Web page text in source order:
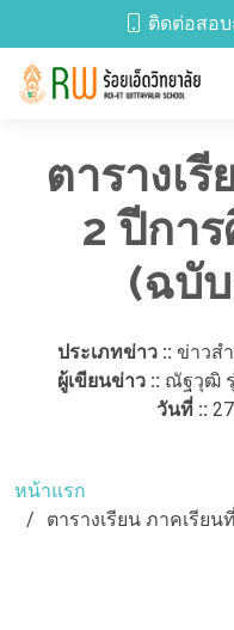
ติดต่อสอบ
ตารางเ
2 ปีกา
(ฉบั
ประเภทข่าว :: ข่าวส
ผู้เขียนข่าว :: ณัฐวุฒิ
วันที่ ::
หน้าแรก
ตารางเรียน ภาคเรีย